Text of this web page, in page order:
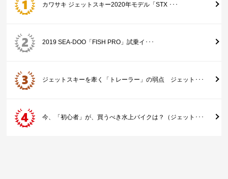
カワサキ ジェットスキー2020年モデル「STX ･･･
2019 SEA-DOO「FISH PRO」試乗イ･･･
ジェットスキーを牽く「トレーラー」の弱点 ジェット･･･
今、「初心者」が、買うべき水上バイクは？（ジェット･･･